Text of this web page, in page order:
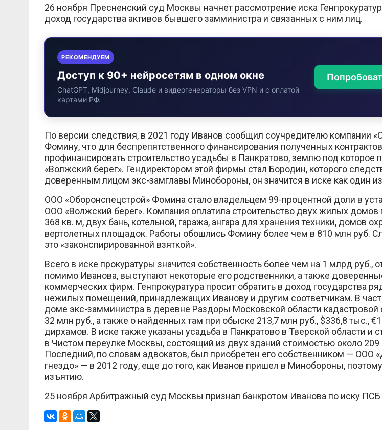
26 ноября Пресненский суд Москвы начнет рассмотрение иска
доход государства активов бывшего замминистра и связанных с ним лиц.
РЕКОМЕНДУЕМ
Доступ к 90+ нейросетям в одном окне
ChatGPT, Midjourney, Claude и видеогенераторы без VPN и с оплатой
картами РФ.
По версии следствия, в 2021 году Иванов сообщил соучредителю компании
Фомину, что для беспрепятственного финансирования полученных
профинансировать строительство усадьбы в Панкратово, землю под которое
«Волжский берег». Гендиректором этой фирмы стал Бородин, которого
доверенным лицом экс-замглавы Минобороны, он значится в иске как один
ООО «Оборонспецстрой» Фомина стало владельцем 99-процентной доли в
ООО «Волжский берег». Компания оплатила строительство двух жилых
368 кв. м, двух бань, котельной, гаража, ангара для хранения техники, домов
вертолетных площадок. Работы обошлись Фомину более чем в 810 млн руб.
это «законспирированной взяткой».
Всего в иске прокуратуры значится собственность более чем на 1 млрд руб.,
помимо Иванова, выступают некоторые его родственники, а также
коммерческих фирм. Генпрокуратура просит обратить в доход государства
нежилых помещений, принадлежащих Иванову и другим соответчикам. В
доме экс-замминистра в деревне Раздоры Московской области кадастровой
32 млн руб., а также о найденных там при обыске 213,7 млн руб., $336,8 тыс.,
дирхамов. В иске также указаны усадьба в Панкратово в Тверской области и
в Чистом переулке Москвы, состоящий из двух зданий стоимостью около 209
Последний, по словам адвокатов, был приобретен его собственником — ООО
гнездо» — в 2012 году, еще до того, как Иванов пришел в Минобороны,
изъятию.
25 ноября Арбитражный суд Москвы признал банкротом Иванова по иску ПСБ